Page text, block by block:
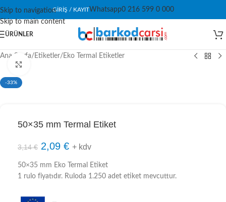
Skip to navigation
Skip to main content
GIRIŞ / KAYITWhatsapp0 216 599 0 000
ÜRÜNLER
Ana Sayfa/ Etiketler/ Eko Termal Etiketler
-33%
50×35 mm Termal Etiket
3,14€ 2,09 € + kdv
50×35 mm Eko Termal Etiket
1 rulo fiyatıdır. Ruloda 1.250 adet etiket mevcuttur.